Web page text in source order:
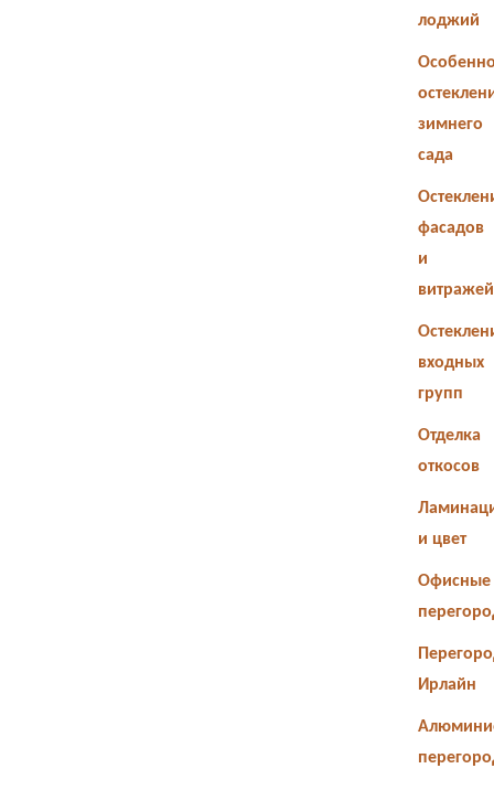
лоджий
зимнего
сада
фасадов
и
витражей
входных
групп
Отделка
откосов
и цвет
Офисные
Ирлайн